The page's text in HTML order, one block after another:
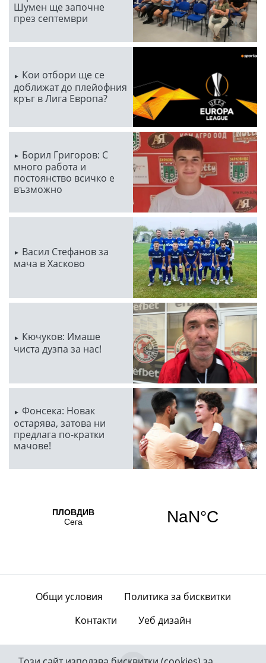
Шумен ще започне
през септември
Кои отбори ще се
доближат до плейофния
кръг в Лига Европа?
Борил Григоров: С
много работа и
постоянство всичко е
възможно
Васил Стефанов за
мача в Хасково
Кючуков: Имаше
чиста дузпа за нас!
Фонсека: Новак
остарява, затова ни
предлага по-кратки
мачове!
Общи условия
Политика за бисквитки
Контакти
Уеб дизайн